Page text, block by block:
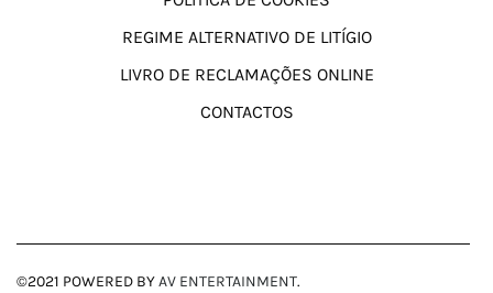
REGIME ALTERNATIVO DE LITÍGIO
LIVRO DE RECLAMAÇÕES ONLINE
CONTACTOS
©2021 POWERED BYAV ENTERTAINMENT.